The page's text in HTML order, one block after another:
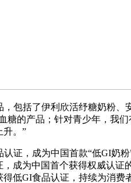
括了伊利欣活纾糖奶粉、
的产品；针对青少年，我
升。”
，成为中国首款“低GI奶
成为中国首个获得权威认
低GI食品认证，持续为消费